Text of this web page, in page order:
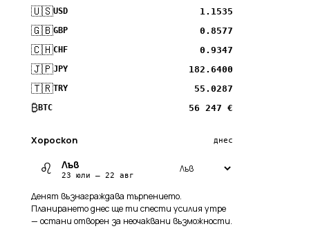
🇺🇸USD 1.1535
🇬🇧GBP 0.8577
🇨🇭CHF 0.9347
🇯🇵JPY 182.6400
🇹🇷TRY 55.0287
₿BTC 56 247 €
Хороскоп днес
♌ Лъв
23 юли — 22 авг
Денят възнаграждава търпението.
Планирането днес ще ти спести усилия утре
— остани отворен за неочаквани възможности.